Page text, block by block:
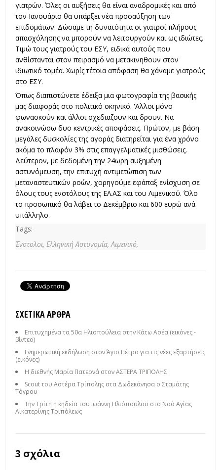
γιατρών. Όλες οι αυξήσεις θα είναι αναδρομικές και από
τον Ιανουάριο θα υπάρξει νέα προσαύξηση των
επιδομάτων. Δώσαμε τη δυνατότητα οι γιατροί πλήρους
απασχόλησης να μπορούν να λειτουργούν και ως ιδιώτες.
Τιμώ τους γιατρούς του ΕΣΥ, ειδικά αυτούς που
ανθίστανται στον πειρασμό να μετακινηθουν στον
ιδιωτικό τομέα. Χωρίς τέτοια απόφαση θα χάναμε γιατρούς
στο ΕΣΥ.
Όπως διαπιστώνετε έδειξα μια φωτογραφία της βασικής
μας διαφοράς στο πολιτικό σκηνικό. 'Αλλοι μόνο
φωνασκούν και άλλοι σχεδιαζουν και δρουν. Να
ανακοινώσω δυο κεντρικές αποφάσεις. Πρώτον, με βάση
μεγάλες δυσκολίες της αγοράς διατηρείται για ένα χρόνο
ακόμα το πλαφόν 3% στις επαγγελματικές μισθώσεις.
Δεύτερον, με δεδομένη την 24ωρη αυξημένη
αστυνόμευση, την επιτυχή αντιμετώπιση των
μεταναστευτικών ροών, χορηγούμε εφάπαξ ενίσχυση σε
όλους τους ενστόλους της ΕΛ.ΑΣ και του Λιμενικού. Όλο
το προσωπικό θα λάβει το Δεκέμβριο και 600 ευρώ ανά
υπάλληλο.
Tags:
Ένστολοι, Ελληνική Αστυνομία, Λιμενικό,
ΣΧΕΤΙΚΆ ΆΡΘΡΑ
Επιτυχημένα τα 50α Ηλιοπούλεια στην Κάτω Ασέα (εικόνες -
βίντεο)
Ενημερωτική εκδήλωση στον Άγιο Πέτρο για τις νέες εξαρτήσεις
(εικόνες)
Η διεθνής Μαρία Πατερνά στον ΑΣΤΕΡΑ ΤΡΙΠΟΛΗΣ
Scout του Αστέρα Τρίπολης στα Δωδεκάνησα ο Σταμάτης
Τόγρου
Την Τρίτη η κηδεία του Ιωάννη Ηλιόπουλου στο Ναό Αγίας
Αικατερίνης Τριπόλεως
3 σχόλια